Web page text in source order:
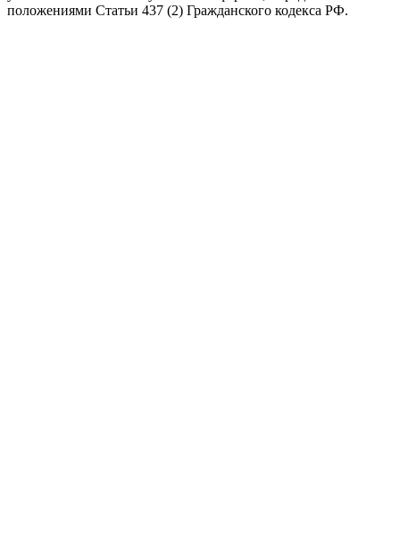
положениями Статьи 437 (2) Гражданского кодекса РФ.